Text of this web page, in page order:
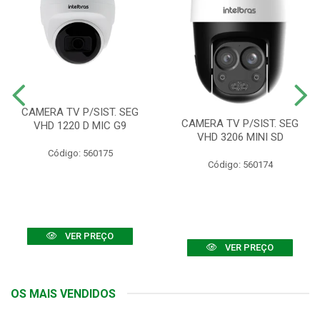
CAMERA TV P/SIST. SEG
VHD 1220 D MIC G9
Código: 560175
VER PREÇO
CAMERA TV P/SIST. SEG
VHD 3206 MINI SD
Código: 560174
VER PREÇO
OS MAIS VENDIDOS